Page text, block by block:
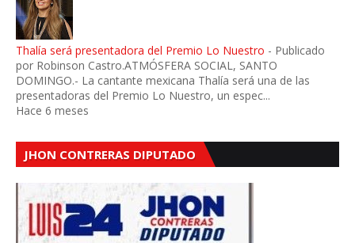
Thalía será presentadora del Premio Lo Nuestro - Publicado
por Robinson Castro.ATMÓSFERA SOCIAL, SANTO
DOMINGO.- La cantante mexicana Thalía será una de las
presentadoras del Premio Lo Nuestro, un espec...
Hace 6 meses
JHON CONTRERAS DIPUTADO